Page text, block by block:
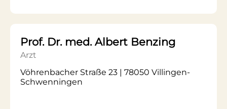
Prof. Dr. med. Albert Benzing
Arzt
Vöhrenbacher Straße 23 | 78050 Villingen-
Schwenningen